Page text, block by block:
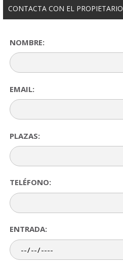
CONTACTA CON EL PROPIETARIO
NOMBRE:
EMAIL:
PLAZAS:
TELÉFONO:
ENTRADA: